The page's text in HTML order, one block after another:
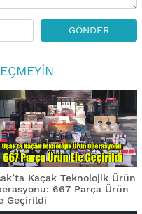
GÖNDER
Kaçak Teknolojik Ürün
667 Parça Ürün
Geçirildi